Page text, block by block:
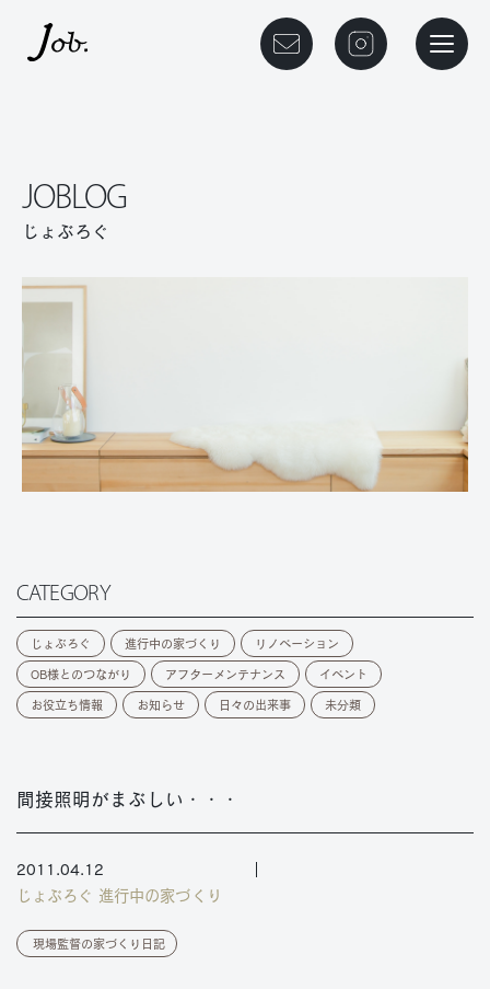
メニュ
JOBLOG
じょぶろぐ
CATEGORY
じょぶろぐ 進行中の家づくり リノベーション
OB様とのつながり アフターメンテナンス イベント
お役立ち情報 お知らせ 日々の出来事 未分類
間接照明がまぶしい・・・
2011.04.12
じょぶろぐ 進行中の家づくり
現場監督の家づくり日記